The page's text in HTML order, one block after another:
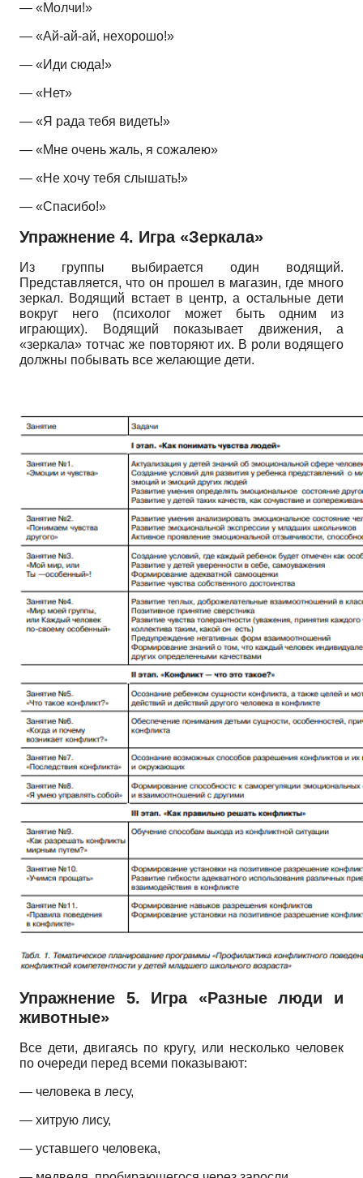
— «Молчи!»
— «Ай-ай-ай, нехорошо!»
— «Иди сюда!»
— «Нет»
— «Я рада тебя видеть!»
— «Мне очень жаль, я сожалею»
— «Не хочу тебя слышать!»
— «Спасибо!»
Упражнение 4. Игра «Зеркала»
Из группы выбирается один водящий.
Представляется, что он прошел в магазин, где много
зеркал. Водящий встает в центр, а остальные дети
вокруг него (психолог может быть одним из
играющих). Водящий показывает движения, а
«зеркала» тотчас же повторяют их. В роли водящего
должны побывать все желающие дети.
Упражнение 5. Игра «Разные люди и
животные»
Все дети, двигаясь по кругу, или несколько человек
по очереди перед всеми показывают:
— человека в лесу,
— хитрую лису,
— уставшего человека,